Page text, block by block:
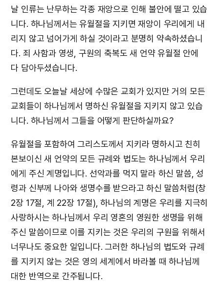
날 인류는 난무하는 각종 재앙으로 인해 불안에 떨고 있습
니다. 하나님께서는 유월절을 지키면 재앙이 우리에게 내
리지 않고 넘어가게 하실 것이라고 분명히 약속하셨습니
다. 죄 사함과 영생, 구원의 축복도 새 언약 유월절 안에
다 담아두셨습니다.
그런데도 오늘날 세상에 수많은 교회가 있지만 거의 모든
교회들이 하나님께서 명하신 유월절을 지키지 않고 있습
니다. 하나님께서 그들을 어떻게 판단하실까요?
유월절을 포함하여 그리스도께서 지키라 명하시고 친히
본보이신 새 언약의 모든 규례와 법도는 하나님께서 우리
에게 주신 계명입니다. 선악과를 먹지 말라 하신 말씀, 성
령과 신부께 나아와 생명수를 받으라고 하신 말씀처럼(창
2장 17절, 계 22장 17절), 하나님의 계명은 우리를 지극히
사랑하시는 하나님께서 우리 영혼의 영원한 생명을 위해
주신 말씀이므로 이를 지키는 것은 우리의 구원을 위해서
너무나도 중요한 일입니다. 그러한 하나님의 법도와 규례
를 지키지 않는 것은 영의 세계에서 바라볼 때 하나님께
대한 반역으로 간주됩니다.